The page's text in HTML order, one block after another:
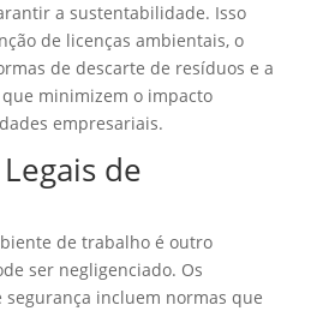
a sustentabilidade. Isso
de licenças ambientais, o
de descarte de resíduos e a
minimizem o impacto
empresariais.
de
de trabalho é outro
ser negligenciado. Os
segurança incluem normas que